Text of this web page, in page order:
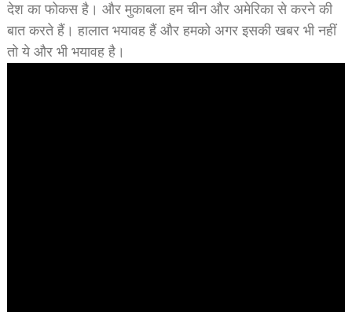
देश का फोकस है। और मुकाबला हम चीन और अमेरिका से करने की
बात करते हैं। हालात भयावह हैं और हमको अगर इसकी खबर भी नहीं
तो ये और भी भयावह है।